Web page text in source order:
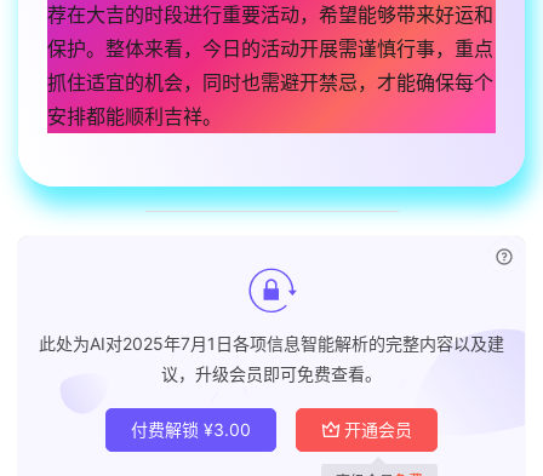
荐在大吉的时段进行重要活动，希望能够带来好运和
保护。整体来看，今日的活动开展需谨慎行事，重点
抓住适宜的机会，同时也需避开禁忌，才能确保每个
安排都能顺利吉祥。
此处为AI对2025年7月1日各项信息智能解析的完整内容以及建
议，升级会员即可免费查看。
付费解锁 ¥3.00 开通会员